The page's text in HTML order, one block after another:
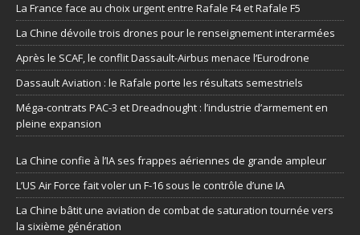
La France face au choix urgent entre Rafale F4 et Rafale F5
La Chine dévoile trois drones pour le renseignement interarmées
Après le SCAF, le conflit Dassault-Airbus menace l’Eurodrone
Dassault Aviation : le Rafale porte les résultats semestriels
Méga-contrats PAC-3 et Dreadnought : l’industrie d’armement en
pleine expansion
La Chine confie à l’IA ses frappes aériennes de grande ampleur
L’US Air Force fait voler un F-16 sous le contrôle d’une IA
La Chine bâtit une aviation de combat de saturation tournée vers
la sixième génération